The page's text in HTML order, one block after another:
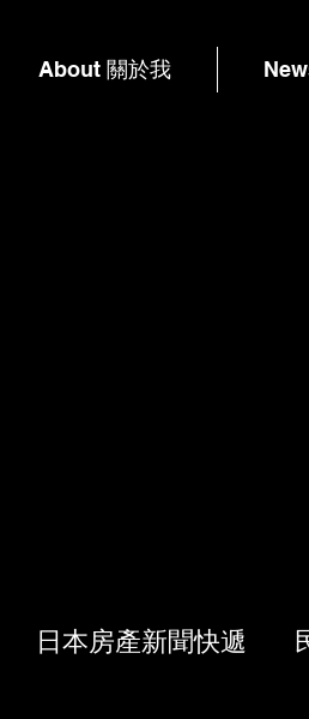
About 關於我
日本房產新聞快遞